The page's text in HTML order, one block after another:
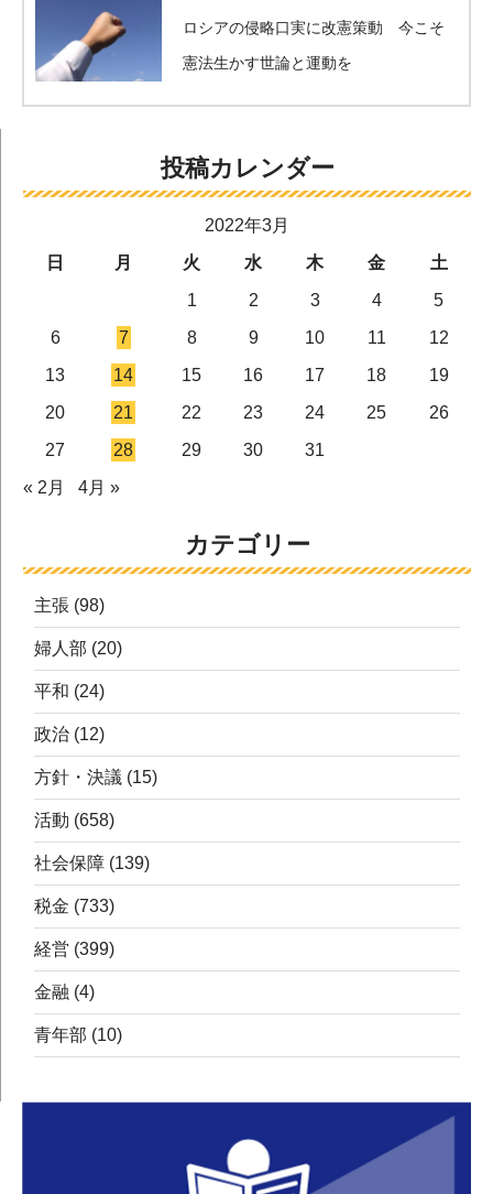
ロシアの侵略口実に改憲策動 今こそ
憲法生かす世論と運動を
投稿カレンダー
2022年3月
日
月 火 水 木 金
土
1
2 3 4
5
6
7 8 9 10 11
12
13
14 15 16 17 18
19
20
21 22 23 24 25
26
27
28 29 30
31
« 2月
4月 »
カテゴリー
主張 (98)
婦人部 (20)
平和 (24)
政治 (12)
方針・決議 (15)
活動 (658)
社会保障 (139)
税金 (733)
経営 (399)
金融 (4)
青年部 (10)